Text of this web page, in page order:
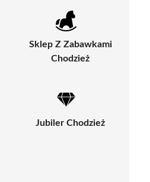
Sklep Z Zabawkami
Chodzież
Jubiler Chodzież